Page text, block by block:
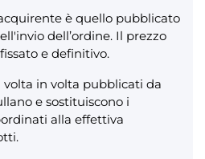
è quello pubblicato
dell’ordine. Il prezzo
e definitivo.
in volta pubblicati da
e sostituiscono i
alla effettiva